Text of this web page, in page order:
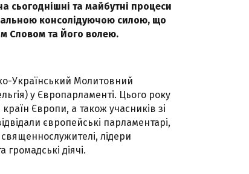
сьогоднішні та майбутні процеси
консолідуючою силою, що
Словом та Його волею.
Український Молитовний
у Європарламенті. Цього року
Європи, а також учасників зі
європейські парламентарі,
лідери
громадські діячі.